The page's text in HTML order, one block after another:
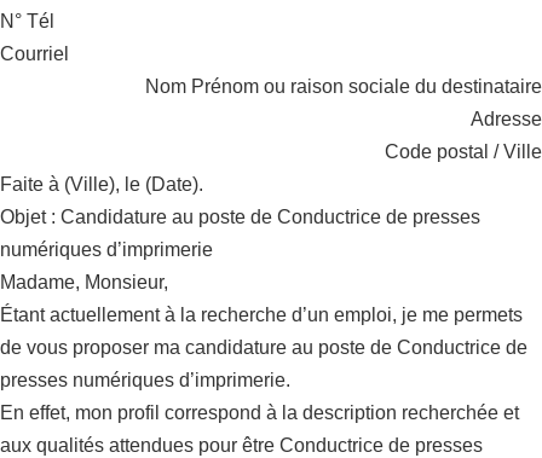
N° Tél
Courriel
Nom Prénom ou raison sociale du destinataire
Adresse
Code postal / Ville
Faite à (Ville), le (Date).
Objet : Candidature au poste de Conductrice de presses
numériques d’imprimerie
Madame, Monsieur,
Étant actuellement à la recherche d’un emploi, je me permets
de vous proposer ma candidature au poste de Conductrice de
presses numériques d’imprimerie.
En effet, mon profil correspond à la description recherchée et
aux qualités attendues pour être Conductrice de presses